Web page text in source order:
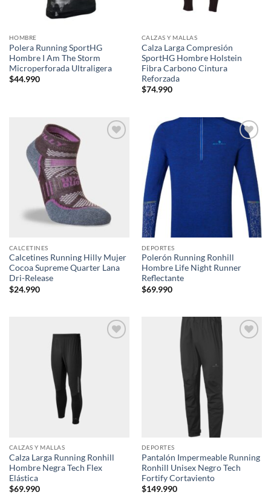
HOMBRE
Polera Running SportHG
Hombre I Am The Storm
Microperforada Ultraligera
$44.990
CALZAS Y MALLAS
Calza Larga Compresión
SportHG Hombre Holstein
Fibra Carbono Cintura
Reforzada
$74.990
CALCETINES
Calcetines Running Hilly Mujer
Cocoa Supreme Quarter Lana
Dri-Release
$24.990
Add to
wishlist
DEPORTES
Polerón Running Ronhill
Hombre Life Night Runner
Reflectante
$69.990
CALZAS Y MALLAS
Calza Larga Running Ronhill
Hombre Negra Tech Flex
Elástica
$69.990
DEPORTES
Pantalón Impermeable Running
Ronhill Unisex Negro Tech
Fortify Cortaviento
$149.990